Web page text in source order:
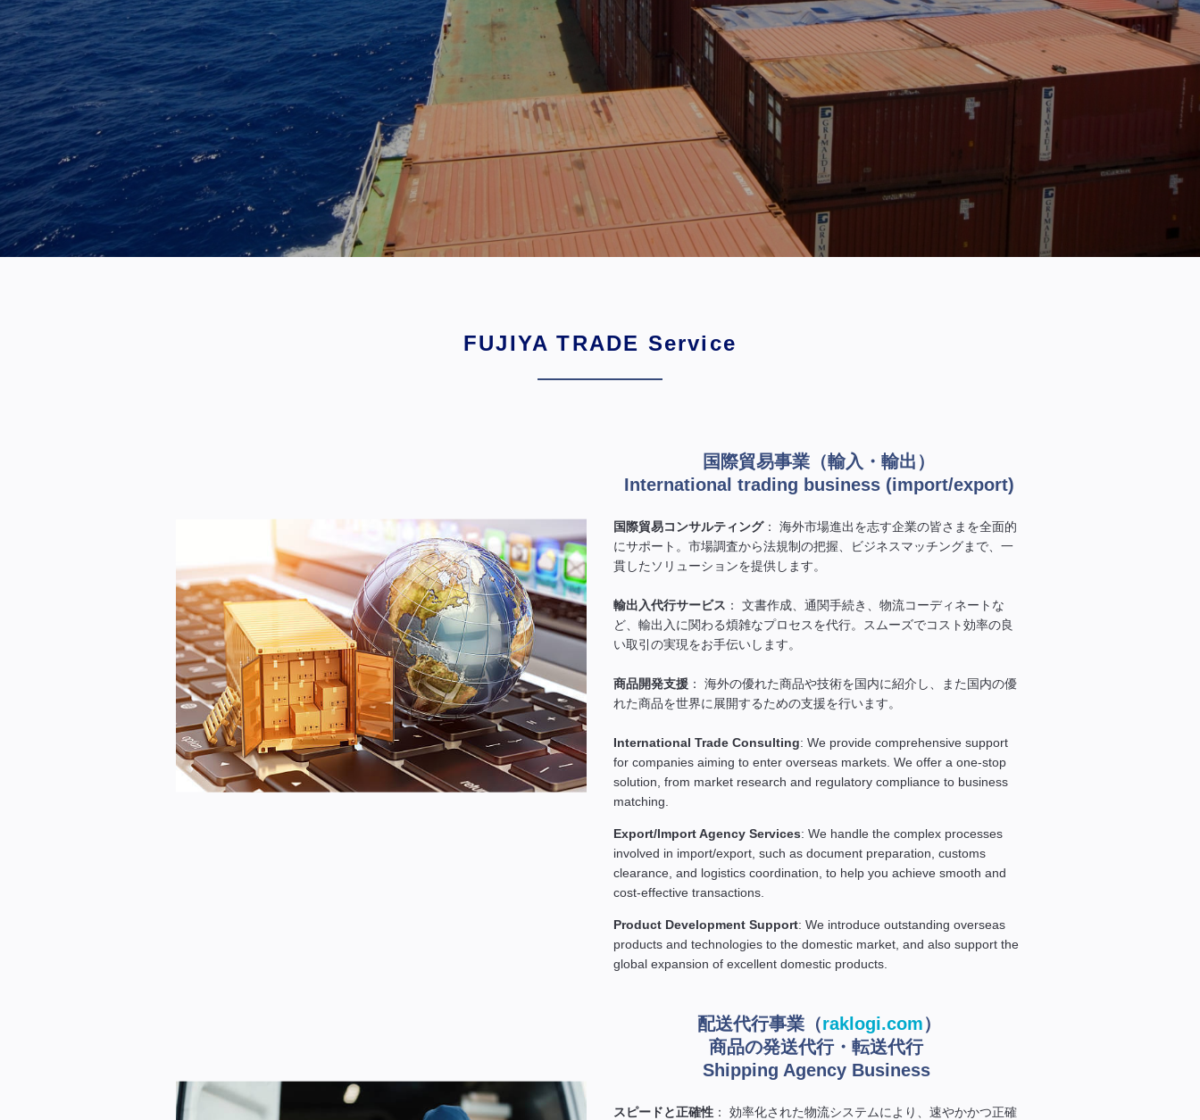
FUJIYA TRADE Service
国際貿易事業（輸入・輸出）
International trading business (import/export)
国際貿易コンサルティング： 海外市場進出を志す企業の皆さまを全面的
にサポート。市場調査から法規制の把握、ビジネスマッチングまで、一
貫したソリューションを提供します。
輸出入代行サービス ： 文書作成、通関手続き、物流コーディネートな
ど、輸出入に関わる煩雑なプロセスを代行。スムーズでコスト効率の良
い取引の実現をお手伝いします。
商品開発支援 ： 海外の優れた商品や技術を国内に紹介し、また国内の優
れた商品を世界に展開するための支援を行います。
International Trade Consulting: We provide comprehensive support
for companies aiming to enter overseas markets. We offer a one-stop
solution, from market research and regulatory compliance to business
matching.
Export/Import Agency Services: We handle the complex processes
involved in import/export, such as document preparation, customs
clearance, and logistics coordination, to help you achieve smooth and
cost-effective transactions.
Product Development Support: We introduce outstanding overseas
products and technologies to the domestic market, and also support the
global expansion of excellent domestic products.
配送代行事業（raklogi.com）
商品の発送代行・転送代行
Shipping Agency Business
スピードと正確性 ： 効率化された物流システムにより、速やかかつ正確